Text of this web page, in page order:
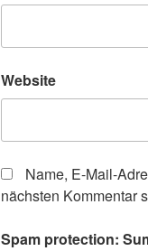
Website
Name, E-Mail-
nächsten Kommentar
Spam protection: